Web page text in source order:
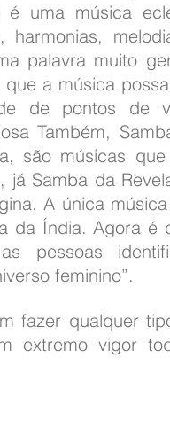
é uma música
harmonias,
palavra muito
a música
de pontos de
Também,
são músicas
já Samba da
A única
da Índia. Agora é
pessoas
feminino”.
fazer qualquer
extremo vigor